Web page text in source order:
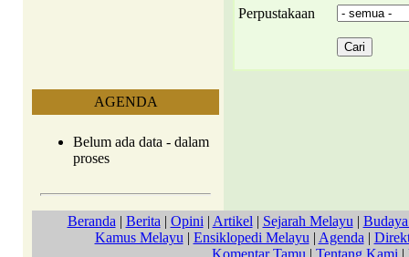
AGENDA
Belum ada data - dalam
proses
Perpustakaan
Beranda | Berita | Opini | Artikel | Sejarah Melayu |
Kamus Melayu | Ensiklopedi Melayu | Agenda |
Komentar Tamu | Tentang Kami |